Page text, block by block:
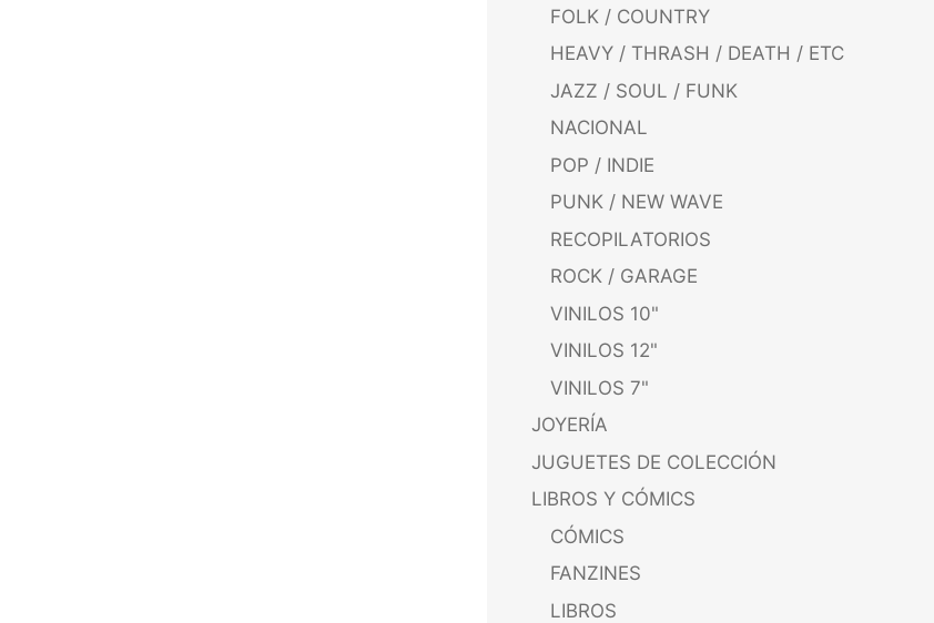
FOLK / COUNTRY
HEAVY / THRASH / DEATH / ETC
JAZZ / SOUL / FUNK
NACIONAL
POP / INDIE
PUNK / NEW WAVE
RECOPILATORIOS
ROCK / GARAGE
VINILOS 10"
VINILOS 12"
VINILOS 7"
JOYERÍA
JUGUETES DE COLECCIÓN
LIBROS Y CÓMICS
CÓMICS
FANZINES
LIBROS